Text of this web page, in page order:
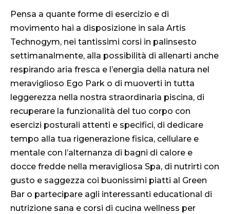
Pensa a quante forme di esercizio e di
movimento hai a disposizione in sala Artis
Technogym, nei tantissimi corsi in palinsesto
settimanalmente, alla possibilità di allenarti anche
respirando aria fresca e l’energia della natura nel
meraviglioso Ego Park o di muoverti in tutta
leggerezza nella nostra straordinaria piscina, di
recuperare la funzionalità del tuo corpo con
esercizi posturali attenti e specifici, di dedicare
tempo alla tua rigenerazione fisica, cellulare e
mentale con l’alternanza di bagni di calore e
docce fredde nella meravigliosa Spa, di nutrirti con
gusto e saggezza coi buonissimi piatti al Green
Bar o partecipare agli interessanti educational di
nutrizione sana e corsi di cucina wellness per